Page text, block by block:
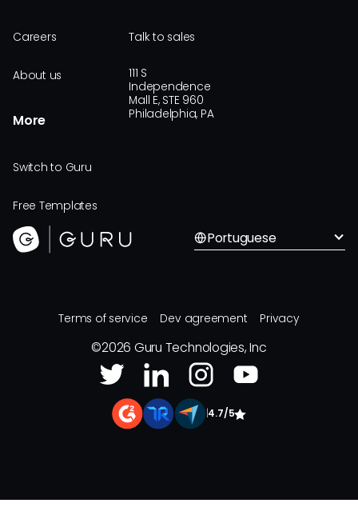
Careers
About us
More
Switch to Guru
Free Templates
Talk to sales
111 S
Independence
Mall E, STE 960
Philadelphia, PA
Portuguese
Terms of service Dev agreement Privacy
©2026 Guru Technologies, Inc
4.7/5